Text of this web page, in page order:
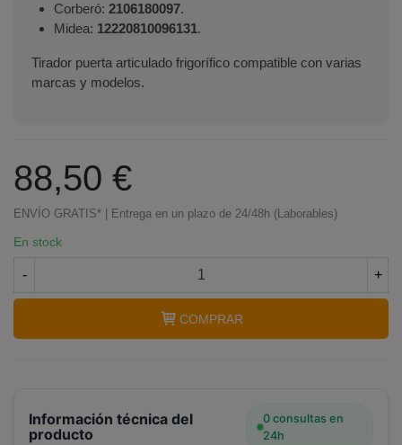
Corberó: 2106180097.
Midea: 12220810096131.
Tirador puerta articulado frigorífico compatible con varias
marcas y modelos.
88,50 €
ENVÍO GRATIS* | Entrega en un plazo de 24/48h (Laborables)
En stock
- +
COMPRAR
Información técnica del
producto
0 consultas en
24h